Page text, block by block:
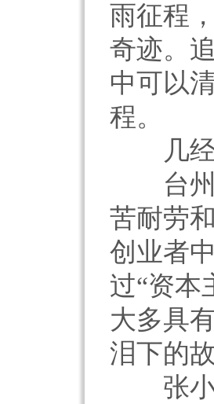
雨征程
奇迹。
中可以
程。
几经
台州
苦耐劳
创业者
过“资本
大多具
泪下的
张小